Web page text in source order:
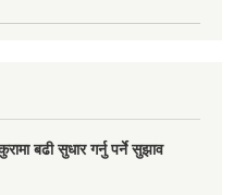
बढी सुधार गर्नु पर्ने सुझाव